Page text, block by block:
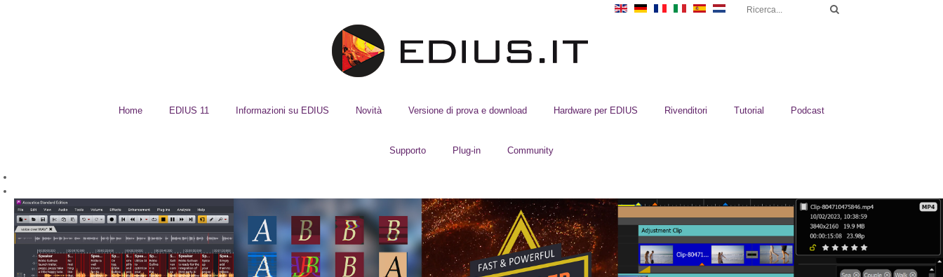
Home EDIUS 11 Informazioni su EDIUS Novità Versione di prova e download Hardware per EDIUS Rivenditori Tutorial Podcast
Supporto Plug-in Community